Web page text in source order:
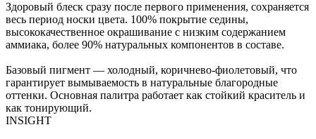
Здоровый блеск сразу после первого применения, сохраняется
весь период носки цвета. 100% покрытие седины,
высококачественное окрашивание с низким содержанием
аммиака, более 90% натуральных компонентов в составе.
Базовый пигмент — холодный, коричнево-фиолетовый, что
гарантирует вымываемость в натуральные благородные
оттенки. Основная палитра работает как стойкий краситель и
как тонирующий.
INSIGHT